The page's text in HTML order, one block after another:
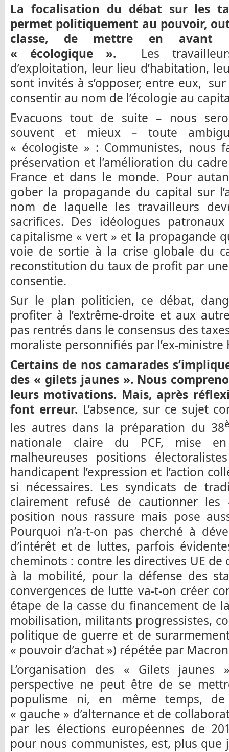
La focalisation du débat sur les
permet politiquement au pouvoir,
classe, de mettre en avant
« écologique ». Les
d’exploitation, leur lieu d’habitation,
sont invités à s’opposer, entre eux,
consentir au nom de l’écologie au
Evacuons tout de suite – nous
souvent et mieux – toute
« écologiste » : Communistes, nous
préservation et l’amélioration du
France et dans le monde. Pour
gober la propagande du capital sur
nom de laquelle les travailleurs
sacrifices. Des idéologues
capitalisme « vert » et la propagande
voie de sortie à la crise globale du
reconstitution du taux de profit par
consentie.
Sur le plan politicien, ce débat,
profiter à l’extrême-droite et aux
pas rentrés dans le consensus des
moraliste personnifiés par l’ex-ministre
Certains de nos camarades
des « gilets jaunes ». Nous
leurs motivations. Mais, après
font erreur. L’absence, sur ce sujet
les autres dans la préparation du 38
nationale claire du PCF, mise
malheureuses positions
handicapent l’expression et l’action
si nécessaires. Les syndicats de
clairement refusé de cautionner les
position nous rassure mais pose
Pourquoi n’a-t-on pas cherché à
d’intérêt et de luttes, parfois
cheminots : contre les directives UE
à la mobilité, pour la défense des
convergences de lutte va-t-on créer
étape de la casse du financement de
mobilisation, militants progressistes,
politique de guerre et de
« pouvoir d’achat ») répétée par
L’organisation des « Gilets
perspective ne peut être de se
populisme ni, en même temps,
« gauche » d’alternance et de
par les élections européennes de
pour nous communistes, est, plus que